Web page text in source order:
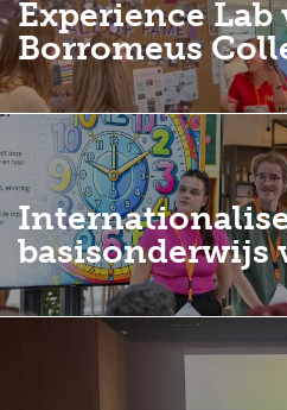
Experience
Borromeus
basisonderwijs